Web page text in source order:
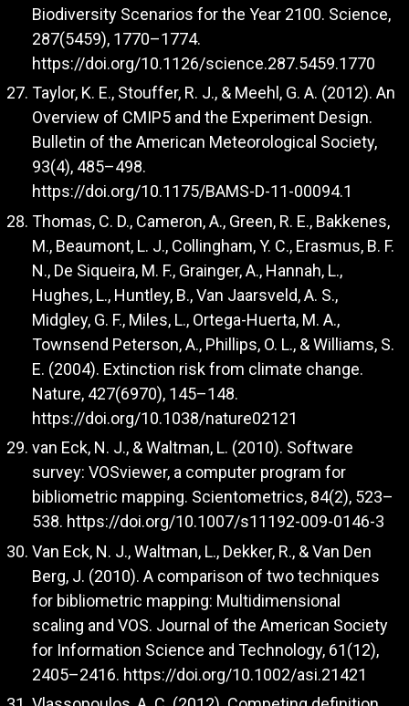
Biodiversity Scenarios for the Year 2100. Science,
287(5459), 1770–1774.
https://doi.org/10.1126/science.287.5459.1770
Taylor, K. E., Stouffer, R. J., & Meehl, G. A. (2012). An
Overview of CMIP5 and the Experiment Design.
Bulletin of the American Meteorological Society,
93(4), 485–498.
https://doi.org/10.1175/BAMS-D-11-00094.1
Thomas, C. D., Cameron, A., Green, R. E., Bakkenes,
M., Beaumont, L. J., Collingham, Y. C., Erasmus, B. F.
N., De Siqueira, M. F., Grainger, A., Hannah, L.,
Hughes, L., Huntley, B., Van Jaarsveld, A. S.,
Midgley, G. F., Miles, L., Ortega-Huerta, M. A.,
Townsend Peterson, A., Phillips, O. L., & Williams, S.
E. (2004). Extinction risk from climate change.
Nature, 427(6970), 145–148.
https://doi.org/10.1038/nature02121
van Eck, N. J., & Waltman, L. (2010). Software
survey: VOSviewer, a computer program for
bibliometric mapping. Scientometrics, 84(2), 523–
538. https://doi.org/10.1007/s11192-009-0146-3
Van Eck, N. J., Waltman, L., Dekker, R., & Van Den
Berg, J. (2010). A comparison of two techniques
for bibliometric mapping: Multidimensional
scaling and VOS. Journal of the American Society
for Information Science and Technology, 61(12),
2405–2416. https://doi.org/10.1002/asi.21421